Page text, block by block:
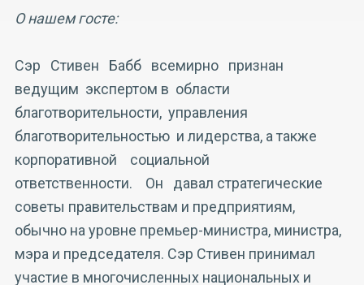
О нашем госте:
Сэр Стивен Бабб всемирно признан
ведущим экспертом в области
благотворительности, управления
благотворительностью и лидерства, а также
корпоративной социальной
ответственности. Он давал стратегические
советы правительствам и предприятиям,
обычно на уровне премьер-министра, министра,
мэра и председателя. Сэр Стивен принимал
участие в многочисленных национальных и